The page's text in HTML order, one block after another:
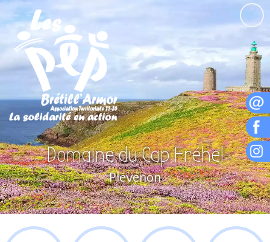
Domaine du Cap Fréhel
Plévenon